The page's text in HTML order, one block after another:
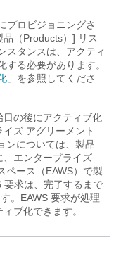
プロビジョニングさ
（Products）] リス
スタンスは、アクティ
る必要があります。
」を参照してくださ
の後にアクティブ化
ズ アグリーメント
ンについては、製品
、エンタープライズ
ペース（EAWS）で製
要求は、完了するまで
。EAWS 要求が処理
ブ化できます。